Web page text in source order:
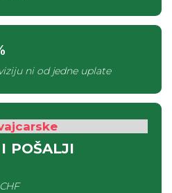
ni od jedne uplate
I POŠALJI